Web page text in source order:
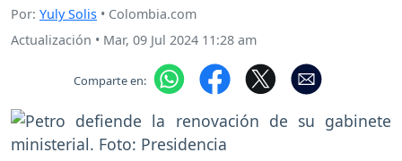
Por: Yuly Solis • Colombia.com
Actualización • Mar, 09 Jul 2024 11:28 am
Comparte en: